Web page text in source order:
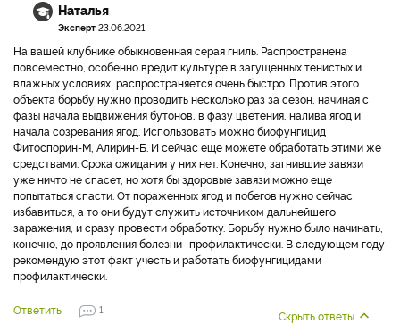
Наталья
Эксперт 23.06.2021
На вашей клубнике обыкновенная серая гниль. Распространена
повсеместно, особенно вредит культуре в загущенных тенистых и
влажных условиях, распространяется очень быстро. Против этого
объекта борьбу нужно проводить несколько раз за сезон, начиная с
фазы начала выдвижения бутонов, в фазу цветения, налива ягод и
начала созревания ягод. Использовать можно биофунгицид
Фитоспорин-М, Алирин-Б. И сейчас еще можете обработать этими же
средствами. Срока ожидания у них нет. Конечно, загнившие завязи
уже ничто не спасет, но хотя бы здоровые завязи можно еще
попытаться спасти. От пораженных ягод и побегов нужно сейчас
избавиться, а то они будут служить источником дальнейшего
заражения, и сразу провести обработку. Борьбу нужно было начинать,
конечно, до проявления болезни- профилактически. В следующем году
рекомендую этот факт учесть и работать биофунгицидами
профилактически.
Ответить 1 Скрыть ответы